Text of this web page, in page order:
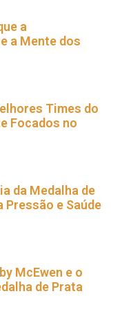
a
a Mente dos
Times do
Focados no
da Medalha de
Pressão e Saúde
McEwen e o
de Prata